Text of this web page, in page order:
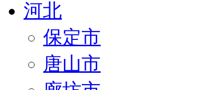
河北
保定市
唐山市